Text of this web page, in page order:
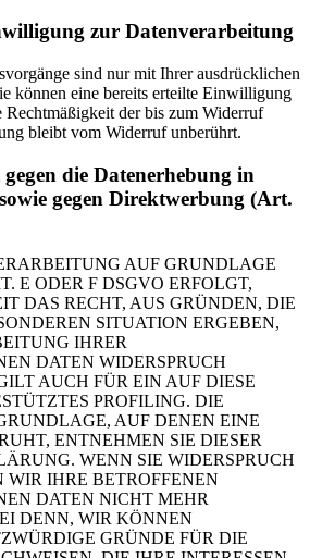
zur Datenverarbeitung
sind nur mit Ihrer ausdrücklichen
können eine bereits erteilte Einwilligung
der bis zum Widerruf
bleibt vom Widerruf unberührt.
die Datenerhebung in
gegen Direktwerbung (Art.
AUF GRUNDLAGE
E ODER F DSGVO ERFOLGT,
DAS RECHT, AUS GRÜNDEN, DIE
SITUATION ERGEBEN,
IHRER
DATEN WIDERSPRUCH
AUCH FÜR EIN AUF DIESE
PROFILING. DIE
AUF DENEN EINE
ENTNEHMEN SIE DIESER
WENN SIE WIDERSPRUCH
WIR IHRE BETROFFENEN
DATEN NICHT MEHR
DENN, WIR KÖNNEN
GRÜNDE FÜR DIE